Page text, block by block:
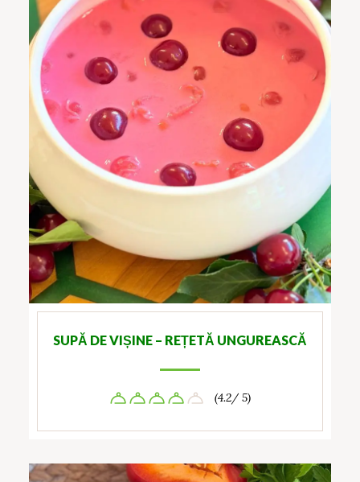
SUPĂ DE VIȘINE – REȚETĂ UNGUREASCĂ
(4.2/ 5)